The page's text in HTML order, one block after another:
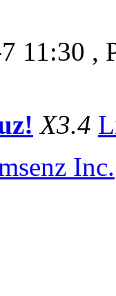
11:30 ,
X3.4
Inc.